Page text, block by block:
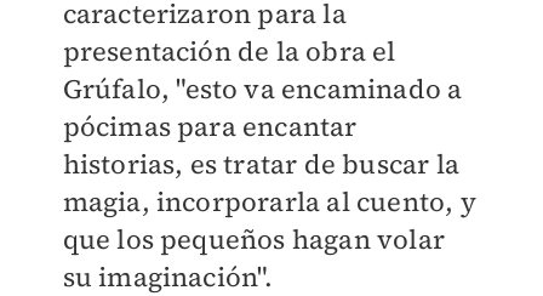
caracterizaron para la
presentación de la obra el
Grúfalo, "esto va encaminado a
pócimas para encantar
historias, es tratar de buscar la
magia, incorporarla al cuento, y
que los pequeños hagan volar
su imaginación".